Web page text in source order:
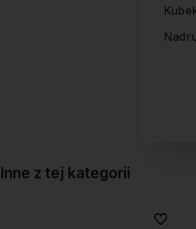
Inne z tej kategorii
Do
Do